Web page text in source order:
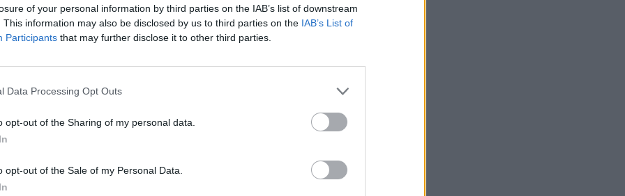
of your personal information by third parties on the IAB’s list of downstream
This information may also be disclosed by us to third parties on the IAB’s List of
Participants that may further disclose it to other third parties.
Data Processing Opt Outs
opt-out of the Sharing of my personal data.
opt-out of the Sale of my Personal Data.